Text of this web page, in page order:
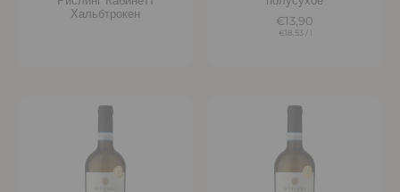
Хальбтрокен
€13,90
€18,53 / l